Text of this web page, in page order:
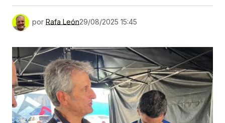
por Rafa León29/08/2025 15:45